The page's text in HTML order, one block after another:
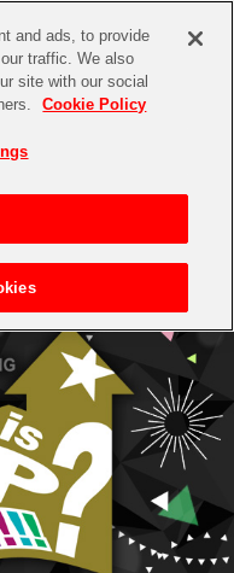
and ads, to provide
traffic. We also
site with our social
Cookie Policy